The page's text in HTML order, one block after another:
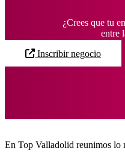
¿Crees que tu
entre
Inscribir negocio
En Top Valladolid reunimos lo